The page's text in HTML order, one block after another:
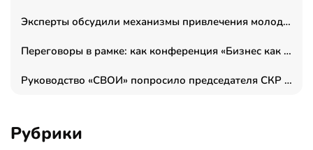
Эксперты обсудили механизмы привлечения молодых специалистов в промышленные города
Переговоры в рамке: как конференция «Бизнес как искусство» переформатирует деловой этикет в стенах ТПП РФ
Руководство «СВОИ» попросило председателя СКР дать правовую оценку обысков в тыловом штабе
Рубрики